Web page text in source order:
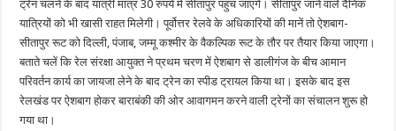
ट्रेन चलने के बाद यात्री मात्र 30 रुपये में सीतापुर पहुंच जाएंगे। सीतापुर जाने वाले दैनिक
यात्रियों को भी खासी राहत मिलेगी। पूर्वोत्तर रेलवे के अधिकारियों की मानें तो ऐशबाग-
सीतापुर रूट को दिल्ली, पंजाब, जम्मू कश्मीर के वैकल्पिक रूट के तौर पर तैयार किया जाएगा।
बताते चलें कि रेल संरक्षा आयुक्त ने प्रथम चरण में ऐशबाग से डालीगंज के बीच आमान
परिवर्तन कार्य का जायजा लेने के बाद ट्रेन का स्पीड ट्रायल किया था। इसके बाद इस
रेलखंड पर ऐशबाग होकर बाराबंकी की ओर आवागमन करने वाली ट्रेनों का संचालन शुरू हो
गया था।